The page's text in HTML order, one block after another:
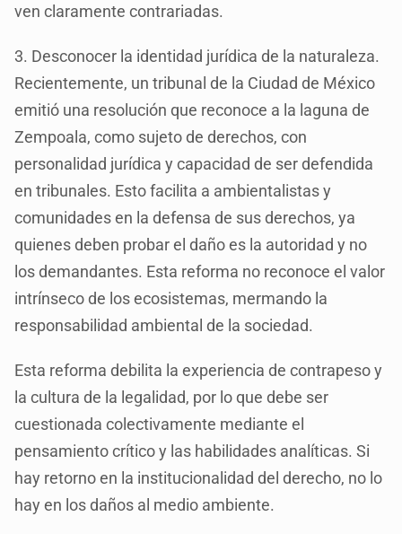
ven claramente contrariadas.
3. Desconocer la identidad jurídica de la naturaleza.
Recientemente, un tribunal de la Ciudad de México
emitió una resolución que reconoce a la laguna de
Zempoala, como sujeto de derechos, con
personalidad jurídica y capacidad de ser defendida
en tribunales. Esto facilita a ambientalistas y
comunidades en la defensa de sus derechos, ya
quienes deben probar el daño es la autoridad y no
los demandantes. Esta reforma no reconoce el valor
intrínseco de los ecosistemas, mermando la
responsabilidad ambiental de la sociedad.
Esta reforma debilita la experiencia de contrapeso y
la cultura de la legalidad, por lo que debe ser
cuestionada colectivamente mediante el
pensamiento crítico y las habilidades analíticas. Si
hay retorno en la institucionalidad del derecho, no lo
hay en los daños al medio ambiente.